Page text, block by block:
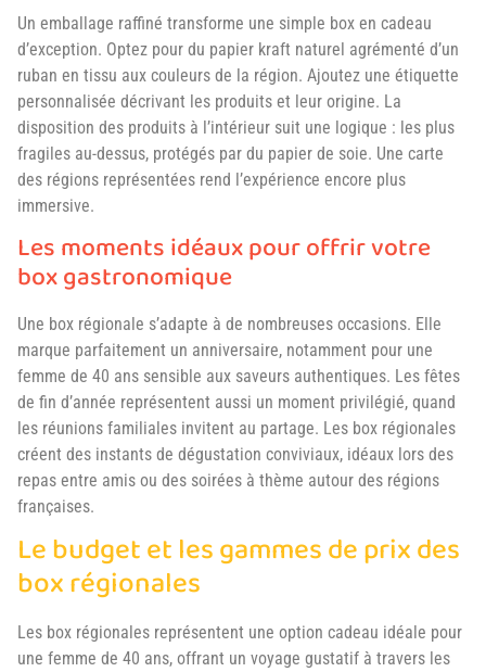
Un emballage raffiné transforme une simple box en cadeau
d’exception. Optez pour du papier kraft naturel agrémenté d’un
ruban en tissu aux couleurs de la région. Ajoutez une étiquette
personnalisée décrivant les produits et leur origine. La
disposition des produits à l’intérieur suit une logique : les plus
fragiles au-dessus, protégés par du papier de soie. Une carte
des régions représentées rend l’expérience encore plus
immersive.
Les moments idéaux pour offrir votre
box gastronomique
Une box régionale s’adapte à de nombreuses occasions. Elle
marque parfaitement un anniversaire, notamment pour une
femme de 40 ans sensible aux saveurs authentiques. Les fêtes
de fin d’année représentent aussi un moment privilégié, quand
les réunions familiales invitent au partage. Les box régionales
créent des instants de dégustation conviviaux, idéaux lors des
repas entre amis ou des soirées à thème autour des régions
françaises.
Le budget et les gammes de prix des
box régionales
Les box régionales représentent une option cadeau idéale pour
une femme de 40 ans, offrant un voyage gustatif à travers les